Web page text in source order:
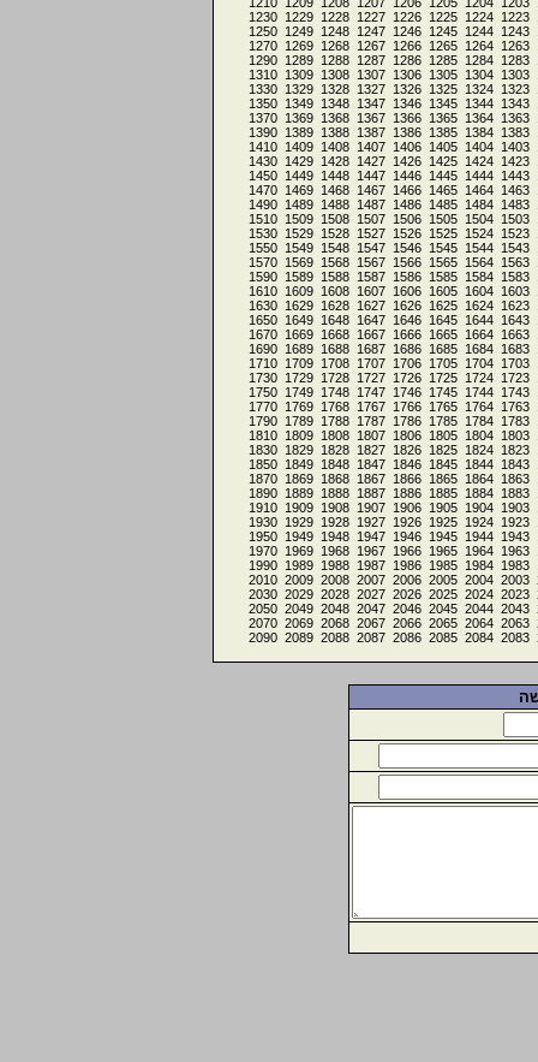
1223
1224
1225
1226
1227
1228
1229
1230
1243
1244
1245
1246
1247
1248
1249
1250
1263
1264
1265
1266
1267
1268
1269
1270
1283
1284
1285
1286
1287
1288
1289
1290
1303
1304
1305
1306
1307
1308
1309
1310
1323
1324
1325
1326
1327
1328
1329
1330
1343
1344
1345
1346
1347
1348
1349
1350
1363
1364
1365
1366
1367
1368
1369
1370
1383
1384
1385
1386
1387
1388
1389
1390
1403
1404
1405
1406
1407
1408
1409
1410
1423
1424
1425
1426
1427
1428
1429
1430
1443
1444
1445
1446
1447
1448
1449
1450
1463
1464
1465
1466
1467
1468
1469
1470
1483
1484
1485
1486
1487
1488
1489
1490
1503
1504
1505
1506
1507
1508
1509
1510
1523
1524
1525
1526
1527
1528
1529
1530
1543
1544
1545
1546
1547
1548
1549
1550
1563
1564
1565
1566
1567
1568
1569
1570
1583
1584
1585
1586
1587
1588
1589
1590
1603
1604
1605
1606
1607
1608
1609
1610
1623
1624
1625
1626
1627
1628
1629
1630
1643
1644
1645
1646
1647
1648
1649
1650
1663
1664
1665
1666
1667
1668
1669
1670
1683
1684
1685
1686
1687
1688
1689
1690
1703
1704
1705
1706
1707
1708
1709
1710
1723
1724
1725
1726
1727
1728
1729
1730
1743
1744
1745
1746
1747
1748
1749
1750
1763
1764
1765
1766
1767
1768
1769
1770
1783
1784
1785
1786
1787
1788
1789
1790
1803
1804
1805
1806
1807
1808
1809
1810
1823
1824
1825
1826
1827
1828
1829
1830
1843
1844
1845
1846
1847
1848
1849
1850
1863
1864
1865
1866
1867
1868
1869
1870
1883
1884
1885
1886
1887
1888
1889
1890
1903
1904
1905
1906
1907
1908
1909
1910
1923
1924
1925
1926
1927
1928
1929
1930
1943
1944
1945
1946
1947
1948
1949
1950
1963
1964
1965
1966
1967
1968
1969
1970
1983
1984
1985
1986
1987
1988
1989
1990
2003
2004
2005
2006
2007
2008
2009
2010
2023
2024
2025
2026
2027
2028
2029
2030
2043
2044
2045
2046
2047
2048
2049
2050
2063
2064
2065
2066
2067
2068
2069
2070
2083
2084
2085
2086
2087
2088
2089
2090